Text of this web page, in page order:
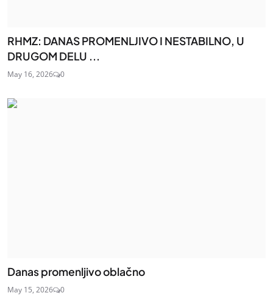
RHMZ: DANAS PROMENLJIVO I NESTABILNO, U
DRUGOM DELU ...
May 16, 2026 0
Danas promenljivo oblačno
May 15, 2026 0